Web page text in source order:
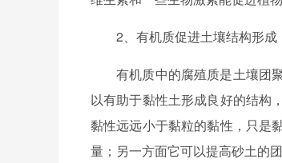
2、有机质促进土壤结构形
有机质中的腐殖质是土壤团
以有助于黏性土形成良好的结构
黏性远远小于黏粒的黏性，只是
量；另一方面它可以提高砂土的